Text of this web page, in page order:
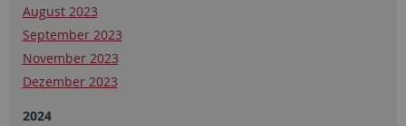
August 2023
September 2023
November 2023
Dezember 2023
2024